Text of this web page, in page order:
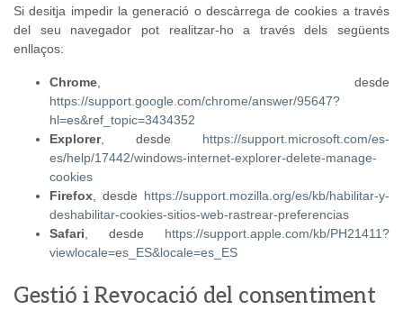
Si desitja impedir la generació o descàrrega de cookies a través
del seu navegador pot realitzar-ho a través dels següents
enllaços:
Chrome , desde
https://support.google.com/chrome/answer/95647?
hl=es&ref_topic=3434352
Explorer, desde https://support.microsoft.com/es-
es/help/17442/windows-internet-explorer-delete-manage-
cookies
Firefox , desde https://support.mozilla.org/es/kb/habilitar-y-
deshabilitar-cookies-sitios-web-rastrear-preferencias
Safari , desde https://support.apple.com/kb/PH21411?
viewlocale=es_ES&locale=es_ES
Gestió i Revocació del consentiment